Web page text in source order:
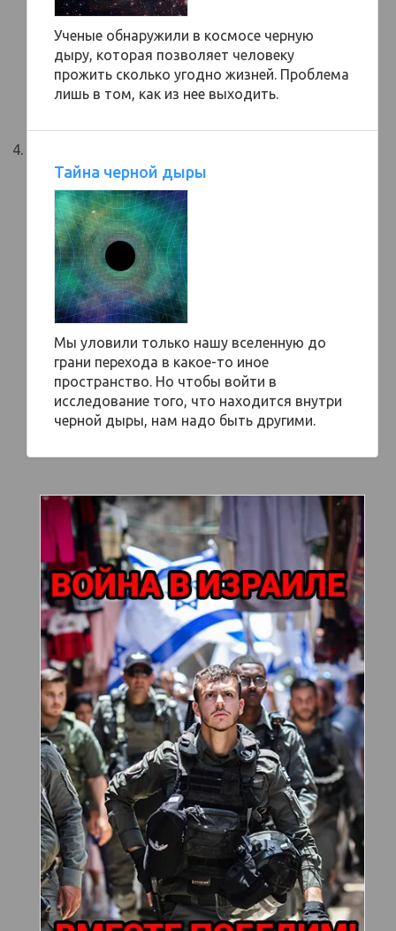
Ученые обнаружили в космосе черную
дыру, которая позволяет человеку
прожить сколько угодно жизней. Проблема
лишь в том, как из нее выходить.
Тайна черной дыры
Мы уловили только нашу вселенную до
грани перехода в какое-то иное
пространство. Но чтобы войти в
исследование того, что находится внутри
черной дыры, нам надо быть другими.